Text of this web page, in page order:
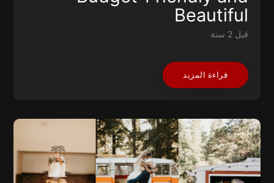
Beautiful
قبل 2 سنة
قراءة المزيد